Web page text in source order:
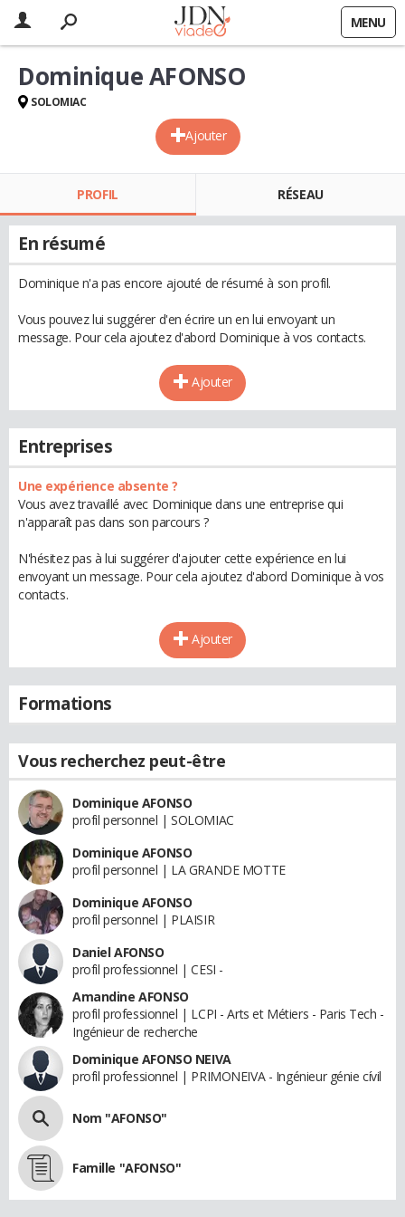
MENU
Ajouter
Dominique AFONSO
SOLOMIAC
PROFIL RÉSEAU
En résumé
Dominique n'a pas encore ajouté de résumé à son profil.
Vous pouvez lui suggérer d'en écrire un en lui envoyant un
message. Pour cela ajoutez d'abord Dominique à vos contacts.
Ajouter
Entreprises
Une expérience absente ?
Vous avez travaillé avec Dominique dans une entreprise qui
n'apparaît pas dans son parcours ?
N'hésitez pas à lui suggérer d'ajouter cette expérience en lui
envoyant un message. Pour cela ajoutez d'abord Dominique à vos
contacts.
Ajouter
Formations
Vous recherchez peut-être
Dominique AFONSO
profil personnel | SOLOMIAC
Dominique AFONSO
profil personnel | LA GRANDE MOTTE
Dominique AFONSO
profil personnel | PLAISIR
Daniel AFONSO
profil professionnel | CESI -
Amandine AFONSO
profil professionnel | LCPI - Arts et Métiers - Paris Tech -
Ingénieur de recherche
Dominique AFONSO NEIVA
profil professionnel | PRIMONEIVA - Ingénieur génie cívil
Nom "AFONSO"
Famille "AFONSO"